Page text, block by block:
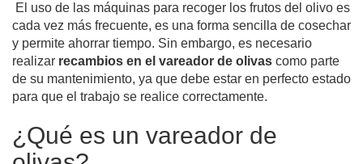
El uso de las máquinas para recoger los frutos del olivo es
cada vez más frecuente, es una forma sencilla de cosechar
y permite ahorrar tiempo. Sin embargo, es necesario
realizar recambios en el vareador de olivas como parte
de su mantenimiento, ya que debe estar en perfecto estado
para que el trabajo se realice correctamente.
¿Qué es un vareador de